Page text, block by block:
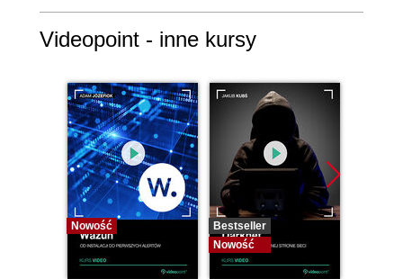
Videopoint - inne kursy
Nowość
Bestseller
Nowość